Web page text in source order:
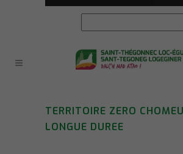
TERRITOIRE ZERO
LONGUE DUREE